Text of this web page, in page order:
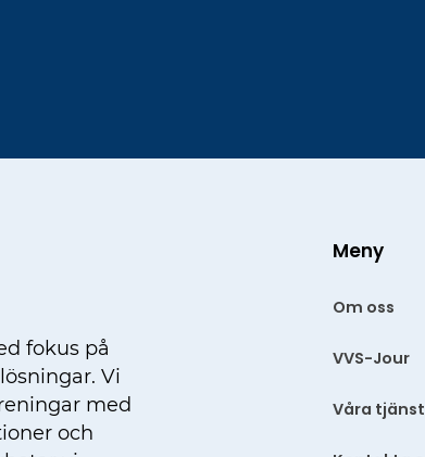
fokus på
Vi
med
och
Meny
Om oss
VVS-Jour
Våra